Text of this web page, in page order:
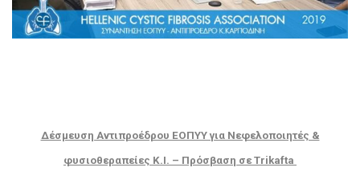
Δέσμευση Αντιπροέδρου ΕΟΠΥΥ για Νεφελοποιητές &
φυσιοθεραπείες Κ.Ι. – Πρόσβαση σε Trikafta